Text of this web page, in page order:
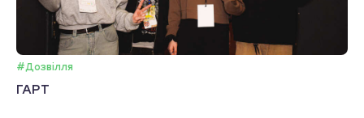
#Дозвілля
ГАРТ